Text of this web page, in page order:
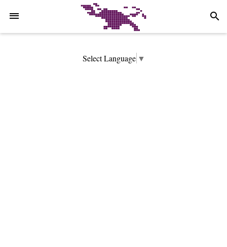
search
Select Language ▼